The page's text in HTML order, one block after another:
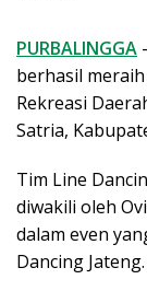
PURBALINGGA
berhasil
Rekreasi
Satria,
Tim Line
diwakili oleh
dalam even
Dancing Jateng.